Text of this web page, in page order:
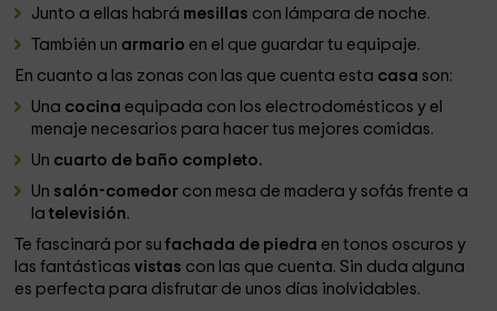
Junto a ellas habrá mesillas con lámpara de noche.
También un armario en el que guardar tu equipaje.
En cuanto a las zonas con las que cuenta esta casa son:
Una cocina equipada con los electrodomésticos y el
menaje necesarios para hacer tus mejores comidas.
Un cuarto de baño completo.
Un salón-comedor con mesa de madera y sofás frente a
latelevisión.
Te fascinará por sufachada de piedra en tonos oscuros y
las fantásticasvistas con las que cuenta. Sin duda alguna
es perfecta para disfrutar de unos días inolvidables.